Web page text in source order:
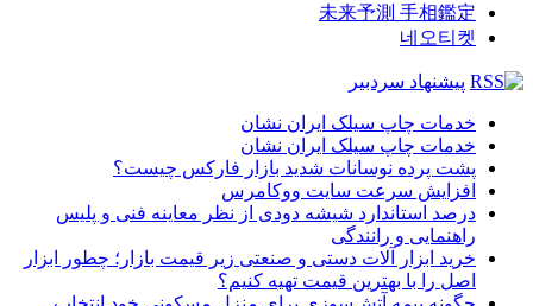
未来予測 手相鑑定
네오티켓
پیشنهاد سردبیر
خدمات چاپ سیلک ایران نشان
خدمات چاپ سیلک ایران نشان
پشت پرده نوسانات شدید بازار فارکس چیست؟
افزایش سرعت سایت ووکامرس
درصد استاندارد شیشه دودی از نظر معاینه فنی و پلیس
راهنمایی و رانندگی
خرید ابزار آلات دستی و صنعتی زیر قیمت بازار؛ چطور ابزار
اصل را با بهترین قیمت تهیه کنیم؟